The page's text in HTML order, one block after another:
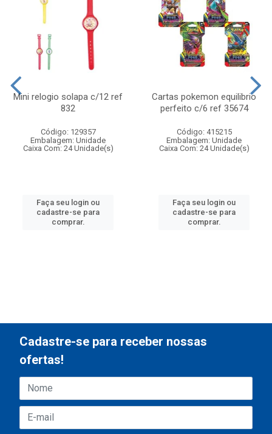
Mini relogio solapa c/12 ref
832
Código: 129357
Embalagem: Unidade
Caixa Com: 24 Unidade(s)
Faça seu login ou
cadastre-se para
comprar.
Cartas pokemon equilibrio
perfeito c/6 ref 35674
Código: 415215
Embalagem: Unidade
Caixa Com: 24 Unidade(s)
Faça seu login ou
cadastre-se para
comprar.
Cadastre-se para receber nossas
ofertas!